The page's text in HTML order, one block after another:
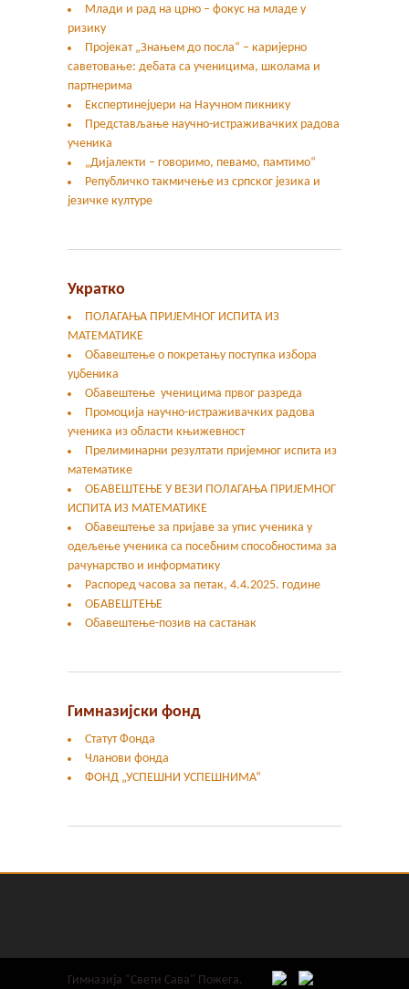
Млади и рад на црно – фокус на младе у
ризику
Пројекат „Знањем до посла“ – каријерно
саветовање: дебата са ученицима, школама и
партнерима
Експертинејџери на Научном пикнику
Представљање научно-истраживачких радова
ученика
„Дијалекти – говоримо, певамо, памтимо“
Републичко такмичење из српског језика и
језичке културе
Укратко
ПОЛАГАЊА ПРИЈЕМНОГ ИСПИТА ИЗ
МАТЕМАТИКЕ
Обавештење о покретању поступка избора
уџбеника
Обавештење ученицима првог разреда
Промоција научно-истраживачких радова
ученика из области књижевност
Прелиминарни резултати пријемног испита из
математике
ОБАВЕШТЕЊЕ У ВЕЗИ ПОЛАГАЊА ПРИЈЕМНОГ
ИСПИТА ИЗ МАТЕМАТИКЕ
Oбавештење за пријаве за упис ученика у
одељење ученика са посебним способностима за
рачунарство и информатику
Распоред часова за петак, 4.4.2025. године
ОБАВЕШТЕЊЕ
Обавештење-позив на састанак
Гимназијски фонд
Статут Фонда
Чланови фонда
ФОНД „УСПЕШНИ УСПЕШНИМА“
Гимназија "Свети Сава" Пожега.